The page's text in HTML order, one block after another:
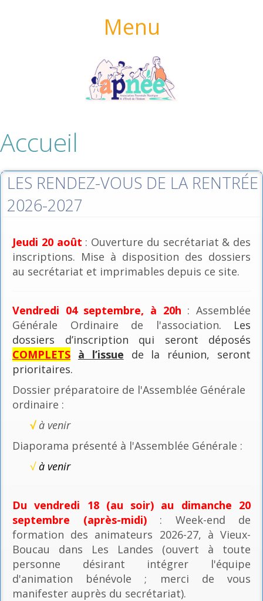
Menu
Accueil
LES RENDEZ-VOUS DE LA RENTRÉE
2026-2027
Jeudi 20 août : Ouverture du secrétariat & des
inscriptions. Mise à disposition des dossiers
au secrétariat et imprimables depuis ce site.
Vendredi 04 septembre, à 20h : Assemblée
Générale Ordinaire de l'association. Les
dossiers d’inscription qui seront déposés
COMPLETS à l’issue de la réunion, seront
prioritaires.
Dossier préparatoire de l'Assemblée Générale
ordinaire :
√ à venir
Diaporama présenté à l'Assemblée Générale :
√à venir
Du vendredi 18 (au soir) au dimanche 20
septembre (après-midi): Week-end de
formation des animateurs 2026-27, à Vieux-
Boucau dans Les Landes (ouvert à toute
personne désirant intégrer l'équipe
d'animation bénévole ; merci de vous
manifester auprès du secrétariat).